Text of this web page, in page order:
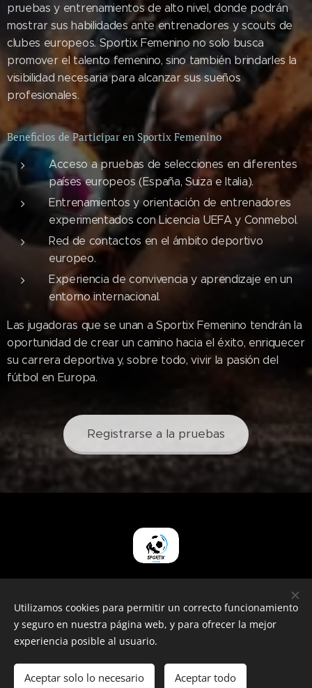
pruebas y entrenamientos de alto nivel, donde podrán
mostrar sus habilidades ante entrenadores y scouts de
clubes europeos. Sportix Femenino no solo busca
promover el talento femenino, sino también brindarles la
visibilidad necesaria para alcanzar sus sueños
profesionales.
Beneficios de Participar en Sportix Femenino
Acceso a pruebas de selecciones en diferentes
países europeos (España, Suiza e Italia).
Entrenamientos y orientación de entrenadores
experimentados con Licencia UEFA y Conmebol.
Red de contactos en el ámbito deportivo
europeo.
Experiencia de convivencia y aprendizaje en un
entorno internacional.
Las jugadoras que se unan a Sportix Femenino tendrán la
oportunidad de crear un camino hacia el éxito, enriquecer
su carrera deportiva y, sobre todo, vivir la pasión del
fútbol en Europa.
Registrarse a la pruebas
© 2025 Gral. Pico - La Pampa - Argentina
Todos los derechos reservados
Idiomas
Español
Italiano
Utilizamos cookies para permitir un correcto funcionamiento
y seguro en nuestra página web, y para ofrecer la mejor
experiencia posible al usuario.
Aceptar solo lo necesario Aceptar todo